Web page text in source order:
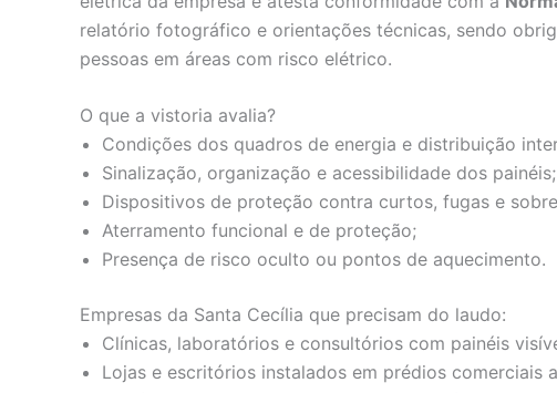
relatório fotográfico e orientações técnicas, sendo
pessoas em áreas com risco elétrico.
O que a vistoria avalia?
Condições dos quadros de energia e distribuição
Sinalização, organização e acessibilidade dos painéis;
Dispositivos de proteção contra curtos, fugas e
Aterramento funcional e de proteção;
Presença de risco oculto ou pontos de aquecimento.
Empresas da Santa Cecília que precisam do laudo:
Clínicas, laboratórios e consultórios com painéis
Lojas e escritórios instalados em prédios comerciais